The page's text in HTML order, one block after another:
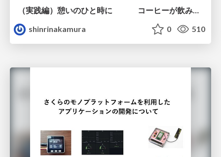
（実践編）憩いのひと時に コーヒーが飲みたい
shinrinakamura
0 510